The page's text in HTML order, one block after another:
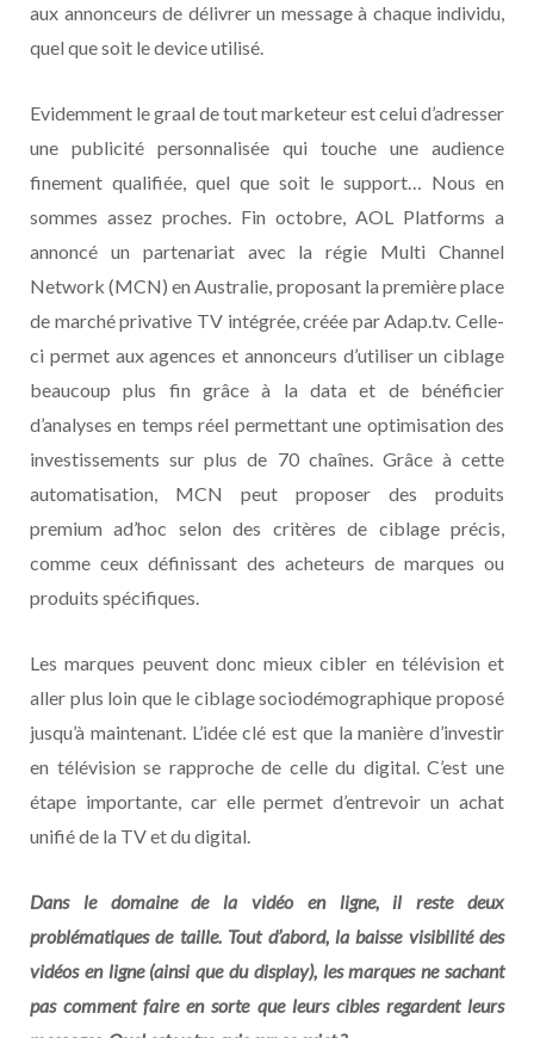
aux annonceurs de délivrer un message à chaque individu,
quel que soit le device utilisé.
Evidemment le graal de tout marketeur est celui d’adresser
une publicité personnalisée qui touche une audience
finement qualifiée, quel que soit le support… Nous en
sommes assez proches. Fin octobre, AOL Platforms a
annoncé un partenariat avec la régie Multi Channel
Network (MCN) en Australie, proposant la première place
de marché privative TV intégrée, créée par Adap.tv. Celle-
ci permet aux agences et annonceurs d’utiliser un ciblage
beaucoup plus fin grâce à la data et de bénéficier
d’analyses en temps réel permettant une optimisation des
investissements sur plus de 70 chaînes. Grâce à cette
automatisation, MCN peut proposer des produits
premium ad’hoc selon des critères de ciblage précis,
comme ceux définissant des acheteurs de marques ou
produits spécifiques.
Les marques peuvent donc mieux cibler en télévision et
aller plus loin que le ciblage sociodémographique proposé
jusqu’à maintenant. L’idée clé est que la manière d’investir
en télévision se rapproche de celle du digital. C’est une
étape importante, car elle permet d’entrevoir un achat
unifié de la TV et du digital.
Dans le domaine de la vidéo en ligne, il reste deux
problématiques de taille. Tout d’abord, la baisse visibilité des
vidéos en ligne (ainsi que du display), les marques ne sachant
pas comment faire en sorte que leurs cibles regardent leurs